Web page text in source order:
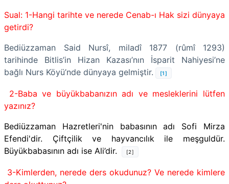
Sual: 1-Hangi tarihte ve nerede Cenab-ı Hak sizi dünyaya
getirdi?
Bediüzzaman Said Nursî, miladî 1877 (rûmî 1293)
tarihinde Bitlis’in Hizan Kazası’nın İsparit Nahiyesi’ne
bağlı Nurs Köyü’nde dünyaya gelmiştir.
[1]
2-Baba ve büyükbabanızın adı ve mesleklerini lütfen
yazınız?
Bediüzzaman Hazretleri'nin babasının adı Sofi Mirza
Efendi'dir. Çiftçilik ve hayvancılık ile meşguldür.
Büyükbabasının adı ise Ali’dir.
[2]
3-Kimlerden, nerede ders okudunuz? Ve nerede kimlere